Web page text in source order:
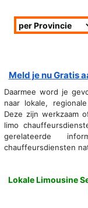
Meld je nu Gratis
Daarmee word je
naar lokale,
Deze zijn werkzaam
limo
gerelateerde
chauffeursdiensten
Lokale Limousine